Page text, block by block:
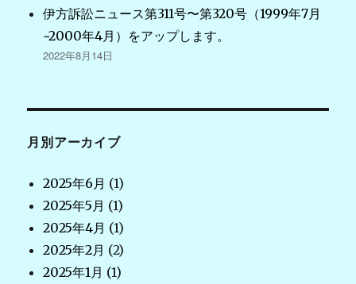
伊方訴訟ニュース第311号〜第320号（1999年7月
~2000年4月）をアップします。
2022年8月14日
月別アーカイブ
2025年6月 (1)
2025年5月 (1)
2025年4月 (1)
2025年2月 (2)
2025年1月 (1)